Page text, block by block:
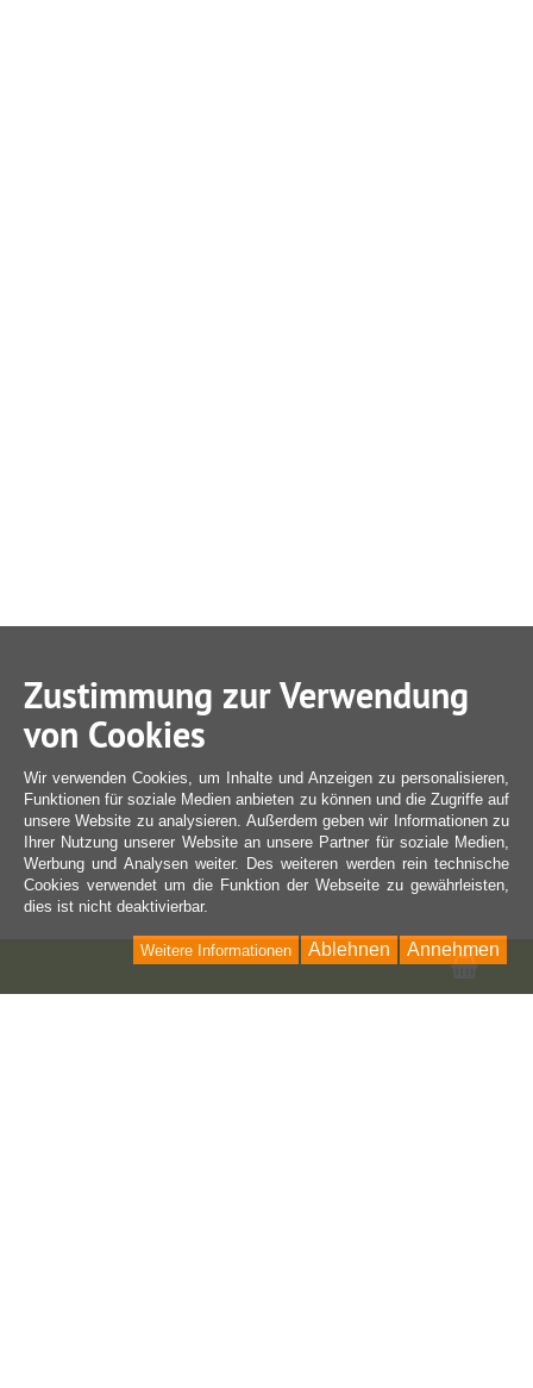
Zustimmung zur Verwendung
von Cookies
Wir verwenden Cookies, um Inhalte und Anzeigen zu personalisieren,
Funktionen für soziale Medien anbieten zu können und die Zugriffe auf
unsere Website zu analysieren. Außerdem geben wir Informationen zu
Ihrer Nutzung unserer Website an unsere Partner für soziale Medien,
Werbung und Analysen weiter. Des weiteren werden rein technische
Cookies verwendet um die Funktion der Webseite zu gewährleisten,
dies ist nicht deaktivierbar.
Annehmen
Ablehnen
Weitere Informationen